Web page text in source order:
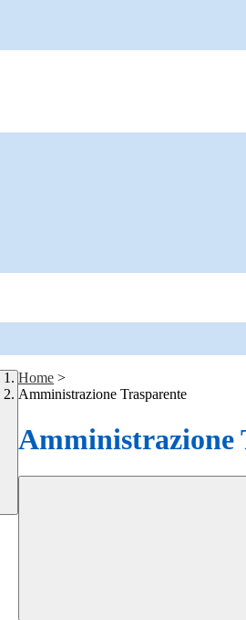
Home >
Amministrazione Trasparente
Amministrazione